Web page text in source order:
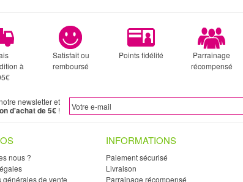
à
Satisfait ou
remboursé
Points fidélité
Parrainage
récompensé
newsletter et
d'achat de 5€ !
nous ?
générales de vente
INFORMATIONS
Paiement sécurisé
Livraison
Parrainage récompensé